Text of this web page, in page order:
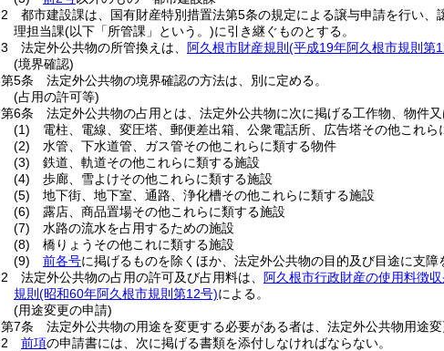
2
都市建設課は、国有財産特別措置法第5条の規定による譲与申請を行い、
理担当課(以下「所管課」という。)に引き継ぐものとする。
3
法定外公共物の所管換えは、 阿久根市財産規則 (平成19年阿久根市規則第
(境界確認)
第5条
法定外公共物の境界確認の方法は、別に定める。
(占用の許可等)
第6条
法定外公共物の占用とは、法定外公共物に次に掲げる工作物、物件
(1)
電柱、電線、変圧塔、郵便差出箱、公衆電話所、広告塔その他これら
(2)
水管、下水道管、ガス管その他これらに類する物件
(3)
鉄道、軌道その他これらに類する施設
(4)
歩廊、雪よけその他これらに類する施設
(5)
地下街、地下室、通路、浄化槽その他これらに類する施設
(6)
露店、商品置場その他これらに類する施設
(7)
水路の流水を占用するための施設
(8)
橋りょうその他これに類する施設
(9)
前各号に掲げるものを除くほか、法定外公共物の目的及び目途に支
2
法定外公共物の占用の許可及び占用料は、 阿久根市行政財産の使用料徴収
規則 (昭和60年阿久根市規則第12号)による。
(用途変更の申請)
第7条
法定外公共物の用途を変更する必要がある者は、法定外公共物用途
2
前項の申請書には、次に掲げる書類を添付しなければならない。